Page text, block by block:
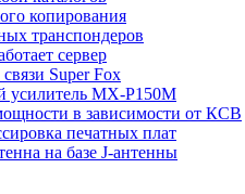
копирования
транспондеров
сервер
Super Fox
усилитель MX-P150M
в зависимости от КСВ
печатных плат
на базе J-антенны